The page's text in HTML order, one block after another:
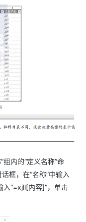
组内的“定义名称”命
框，在“名称”中输入
入“=xjll[内容]”，单击